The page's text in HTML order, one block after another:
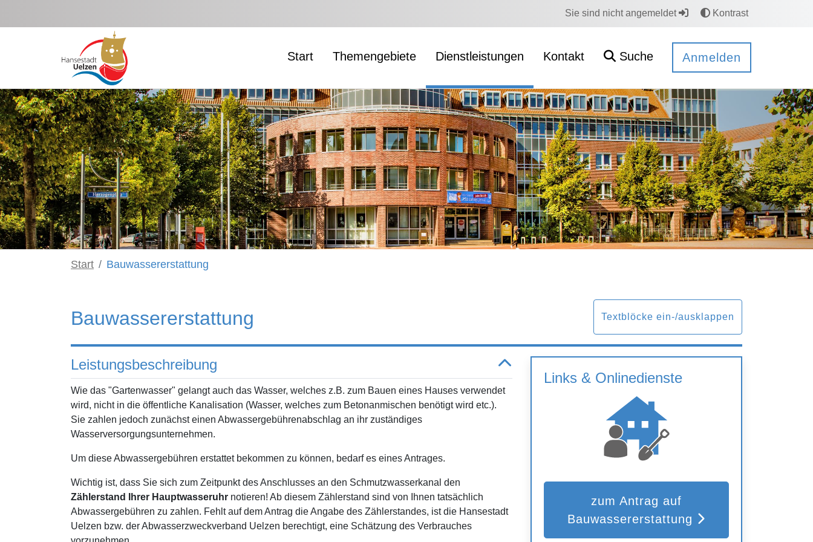
Sie sind nicht angemeldet Kontrast
Start Themengebiete Dienstleistungen Kontakt Suche Anmelden
Start Bauwassererstattung
Bauwassererstattung Textblöcke ein-/ausklappen
Leistungsbeschreibung
Wie das "Gartenwasser" gelangt auch das Wasser, welches z.B. zum Bauen eines Hauses verwendet
wird, nicht in die öffentliche Kanalisation (Wasser, welches zum Betonanmischen benötigt wird etc.).
Sie zahlen jedoch zunächst einen Abwassergebührenabschlag an ihr zuständiges
Wasserversorgungsunternehmen.
Um diese Abwassergebühren erstattet bekommen zu können, bedarf es eines Antrages.
Wichtig ist, dass Sie sich zum Zeitpunkt des Anschlusses an den Schmutzwasserkanal den
Zählerstand Ihrer Hauptwasseruhr notieren! Ab diesem Zählerstand sind von Ihnen tatsächlich
Abwassergebühren zu zahlen. Fehlt auf dem Antrag die Angabe des Zählerstandes, ist die Hansestadt
Uelzen bzw. der Abwasserzweckverband Uelzen berechtigt, eine Schätzung des Verbrauches
Links & Onlinedienste
zum Antrag auf
Bauwassererstattung